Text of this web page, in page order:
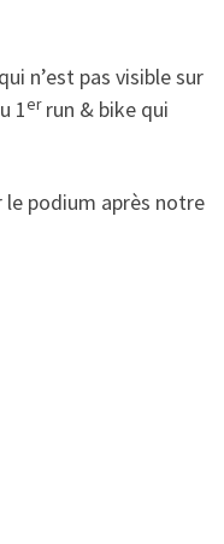
n’est pas visible sur
1errun & bike qui
le podium après notre